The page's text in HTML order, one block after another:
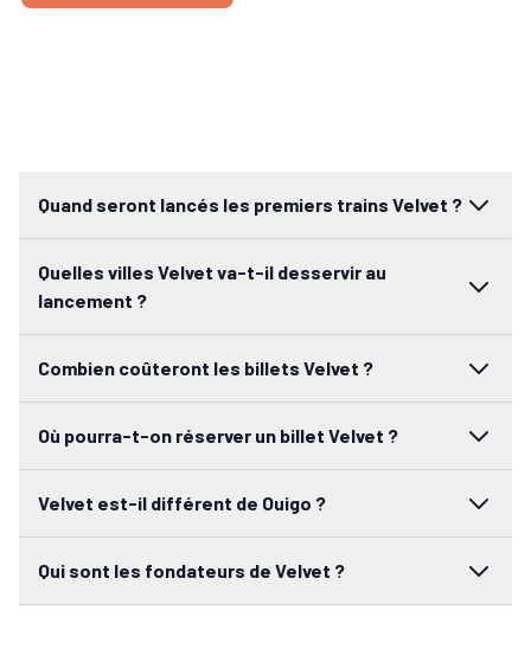
Quand seront lancés les premiers trains Velvet ?
Quelles villes Velvet va-t-il desservir au
lancement ?
Combien coûteront les billets Velvet ?
Où pourra-t-on réserver un billet Velvet ?
Velvet est-il différent de Ouigo ?
Qui sont les fondateurs de Velvet ?